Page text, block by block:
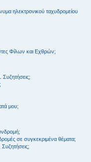
ηλεκτρονικού ταχυδρομείου
Φίλων και Εχθρών;
μου;
σε συγκεκριμένα θέματα;